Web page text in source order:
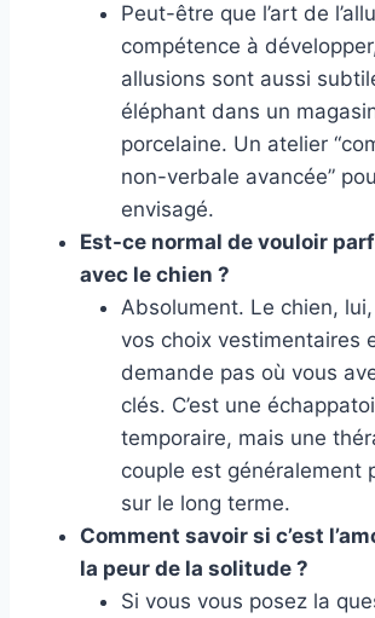
Peut-être que l’art de
compétence à
allusions sont aussi
éléphant dans un
porcelaine. Un atelier
non-verbale avancée”
envisagé.
Est-ce normal de vouloir
avec le chien ?
Absolument. Le chien,
vos choix vestimentaires
demande pas où vous
clés. C’est une
temporaire, mais une
couple est généralement
sur le long terme.
Comment savoir si c’est
la peur de la solitude ?
Si vous vous posez la